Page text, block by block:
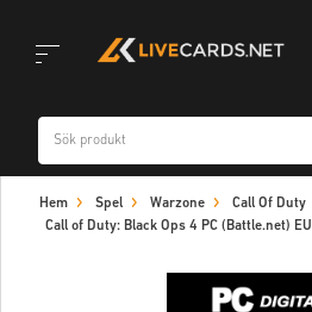
navigation
Hem Spel Warzone
Call Of Duty
Call of Duty: Black Ops 4 PC (Battle.net) EU